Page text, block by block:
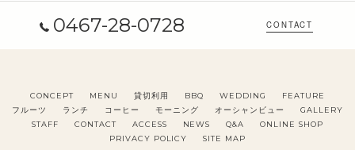
0467-28-0728 CONTACT
CONCEPT MENU 貸切利用 BBQ WEDDING
FEATURE
フルーツ
ランチ コーヒー モーニング オーシャンビュー
GALLERY
STAFF
CONTACT ACCESS NEWS Q&A
ONLINE SHOP
PRIVACY POLICY
SITE MAP